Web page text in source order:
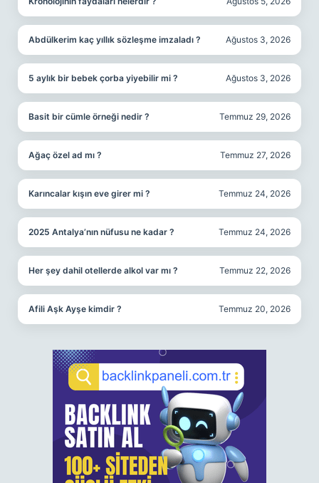
Abdülkerim kaç yıllık sözleşme imzaladı ? Ağustos 3, 2026
5 aylık bir bebek çorba yiyebilir mi ? Ağustos 3, 2026
Basit bir cümle örneği nedir ? Temmuz 29, 2026
Ağaç özel ad mı ? Temmuz 27, 2026
Karıncalar kışın eve girer mi ? Temmuz 24, 2026
2025 Antalya’nın nüfusu ne kadar ? Temmuz 24, 2026
Her şey dahil otellerde alkol var mı ? Temmuz 22, 2026
Afili Aşk Ayşe kimdir ? Temmuz 20, 2026